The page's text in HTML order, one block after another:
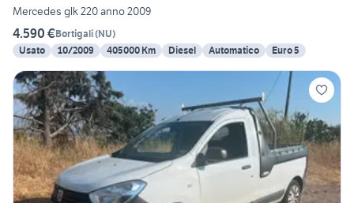
Mercedes glk 220 anno 2009
4.590 €Bortigali(NU)
Usato
10/2009 405000 Km Diesel Automatico Euro 5